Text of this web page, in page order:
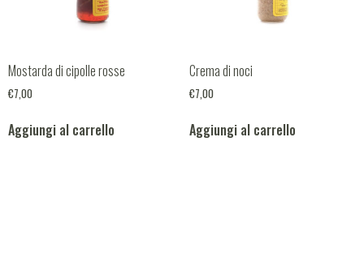
Mostarda di cipolle rosse
€7,00
Aggiungi al carrello
Crema di noci
€7,00
Aggiungi al carrello